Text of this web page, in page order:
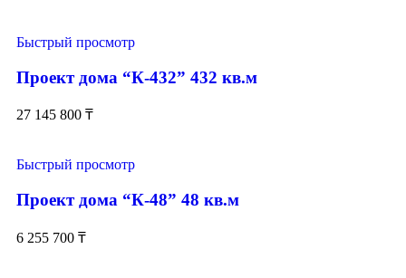
Быстрый просмотр
Проект дома “К-432” 432 кв.м
27 145 800 ₸
Быстрый просмотр
Проект дома “К-48” 48 кв.м
6 255 700 ₸